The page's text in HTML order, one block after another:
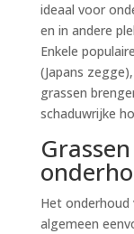
ideaal voor
en in andere
Enkele
(Japans
grassen
schaduwrijke
Het onderhoud
algemeen